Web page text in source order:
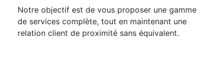
Notre objectif est de vous proposer une gamme
de services complète, tout en maintenant une
relation client de proximité sans équivalent.